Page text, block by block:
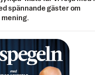
spännande gäster om
mening.